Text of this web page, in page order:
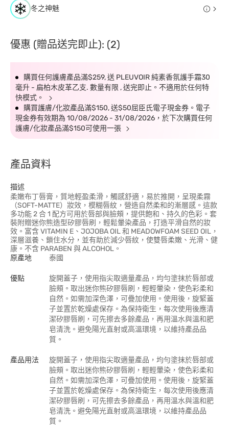
冬之神魅
優惠 (贈品送完即止): (2)
購買任何護膚產品滿$259, 送 PLEUVOIR 純素香氛護手霜30
毫升 - 扁柏木皮革乙支. 數量有限 , 送完即止。不適用於任何特
快模式。
購買護膚/化妝產品滿$150, 送$50屈臣氏電子現金券。電子
現金券有效期為 10/08/2026 - 31/08/2026，於下次購買任何
護膚/化妝產品滿$150可使用一張
產品資料
描述
柔嫩布丁唇膏，質地輕盈柔滑，觸感舒適，易於推開，呈現柔霧
（SOFT-MATTE）妝效，模糊唇紋，營造自然柔和的漸層感。這款
多功能 2 合 1 配方可用於唇部與臉頰，提供飽和、持久的色彩。套
裝附贈迷你熊造型矽膠唇刷，輕鬆暈染產品，打造平滑自然的妝
效。富含 VITAMIN E、JOJOBA OIL 和 MEADOWFOAM SEED OIL，
深層滋養、鎖住水分，並有助於減少唇紋，使雙唇柔嫩、光滑、健
康。不含 PARABEN 與 ALCOHOL。
原產地
泰國
優點
旋開蓋子，使用指尖取適量產品，均勻塗抹於唇部或
臉頰。取出迷你熊矽膠唇刷，輕輕暈染，使色彩柔和
自然。如需加深色澤，可疊加使用。使用後，旋緊蓋
子並置於乾燥處保存。為保持衛生，每次使用後應清
潔矽膠唇刷，可先擦去多餘產品，再用溫水與溫和肥
皂清洗。避免陽光直射或高溫環境，以維持產品品
質。
產品用法
旋開蓋子，使用指尖取適量產品，均勻塗抹於唇部或
臉頰。取出迷你熊矽膠唇刷，輕輕暈染，使色彩柔和
自然。如需加深色澤，可疊加使用。使用後，旋緊蓋
子並置於乾燥處保存。為保持衛生，每次使用後應清
潔矽膠唇刷，可先擦去多餘產品，再用溫水與溫和肥
皂清洗。避免陽光直射或高溫環境，以維持產品品
質。